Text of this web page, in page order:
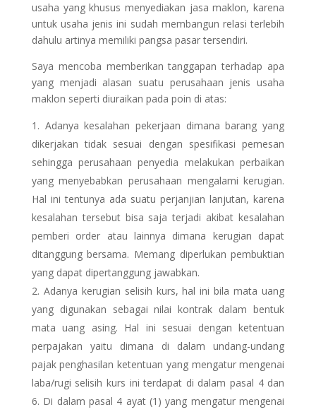
usaha yang khusus menyediakan jasa maklon, karena
untuk usaha jenis ini sudah membangun relasi terlebih
dahulu artinya memiliki pangsa pasar tersendiri.
Saya mencoba memberikan tanggapan terhadap apa
yang menjadi alasan suatu perusahaan jenis usaha
maklon seperti diuraikan pada poin di atas:
Adanya kesalahan pekerjaan dimana barang yang
dikerjakan tidak sesuai dengan spesifikasi pemesan
sehingga perusahaan penyedia melakukan perbaikan
yang menyebabkan perusahaan mengalami kerugian.
Hal ini tentunya ada suatu perjanjian lanjutan, karena
kesalahan tersebut bisa saja terjadi akibat kesalahan
pemberi order atau lainnya dimana kerugian dapat
ditanggung bersama. Memang diperlukan pembuktian
yang dapat dipertanggung jawabkan.
Adanya kerugian selisih kurs, hal ini bila mata uang
yang digunakan sebagai nilai kontrak dalam bentuk
mata uang asing. Hal ini sesuai dengan ketentuan
perpajakan yaitu dimana di dalam undang-undang
pajak penghasilan ketentuan yang mengatur mengenai
laba/rugi selisih kurs ini terdapat di dalam pasal 4 dan
6. Di dalam pasal 4 ayat (1) yang mengatur mengenai